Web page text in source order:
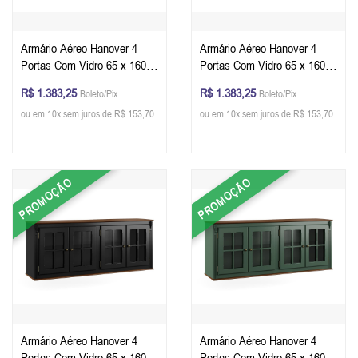
Armário Aéreo Hanover 4
Portas Com Vidro 65 x 160 x
Escuro - Imbuia Glazer
R$ 1.383,25 Boleto/Pix
ou em 10x sem juros de R$ 153,70
Armário Aéreo Hanover 4
Portas Com Vidro 65 x 160 x
Offwhite - Imbuia Glazer
R$ 1.383,25 Boleto/Pix
ou em 10x sem juros de R$ 153,70
PROMOÇÃO
Armário Aéreo Hanover 4
PROMOÇÃO
Armário Aéreo Hanover 4